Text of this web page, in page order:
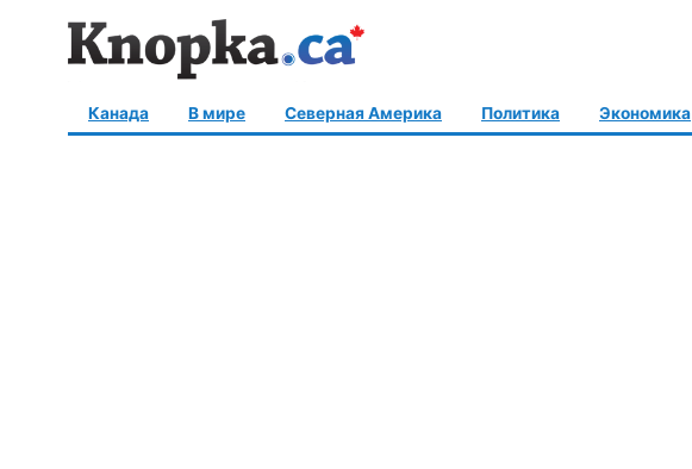
Канада В мире Северная Америка Политика Экономика